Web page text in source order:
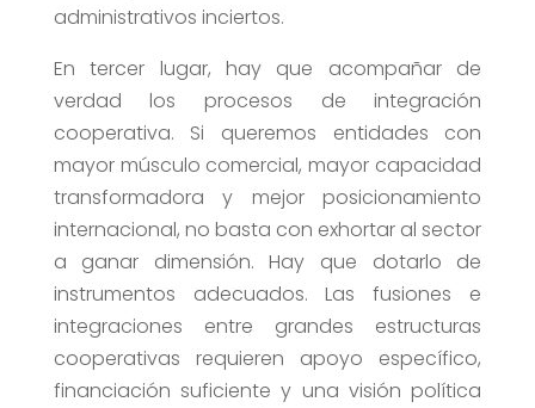
administrativos inciertos.
En tercer lugar, hay que acompañar de
verdad los procesos de integración
cooperativa. Si queremos entidades con
mayor músculo comercial, mayor capacidad
transformadora y mejor posicionamiento
internacional, no basta con exhortar al sector
a ganar dimensión. Hay que dotarlo de
instrumentos adecuados. Las fusiones e
integraciones entre grandes estructuras
cooperativas requieren apoyo específico,
financiación suficiente y una visión política